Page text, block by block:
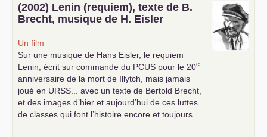
(2002) Lenin (requiem), texte de B.
Brecht, musique de H. Eisler
Un film
Sur une musique de Hans Eisler, le requiem
Lenin, écrit sur commande du PCUS pour le 20e
anniversaire de la mort de Illytch, mais jamais
joué en URSS ... avec un texte de Bertold Brecht,
et des images d’hier et aujourd’hui de ces luttes
de classes qui font l’histoire encore et toujours...